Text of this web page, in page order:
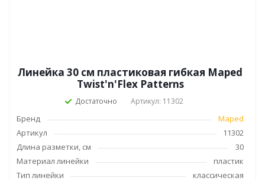
Линейка 30 см пластиковая гибкая Maped
Twist'n'Flex Patterns
Достаточно Артикул: 11302
Бренд
Maped
Артикул
11302
Длина разметки, см
30
Материал линейки
пластик
Тип линейки
классическая